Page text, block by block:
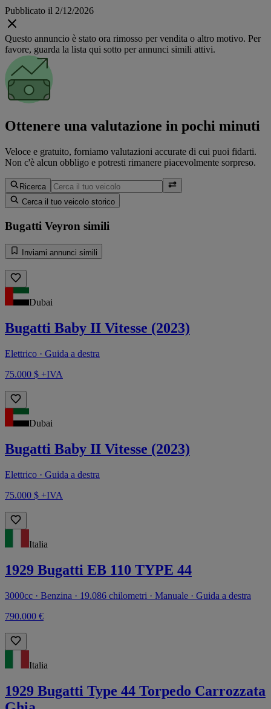
Pubblicato il 2/12/2026
Questo annuncio è stato ora rimosso per vendita o altro motivo. Per
favore, guarda la lista qui sotto per annunci simili attivi.
Ottenere una valutazione in pochi minuti
Veloce e gratuito, forniamo valutazioni accurate di cui puoi fidarti.
Non c'è alcun obbligo e potresti rimanere piacevolmente sorpreso.
Ricerca
Cerca il tuo veicolo storico
Bugatti Veyron simili
Inviami annunci simili
Dubai
Bugatti Baby II Vitesse (2023)
Elettrico · Guida a destra
75.000 $ +IVA
Dubai
Bugatti Baby II Vitesse (2023)
Elettrico · Guida a destra
75.000 $ +IVA
Italia
1929 Bugatti EB 110 TYPE 44
3000cc · Benzina · 19.086 chilometri · Manuale · Guida a destra
790.000 €
Italia
1929 Bugatti Type 44 Torpedo Carrozzata